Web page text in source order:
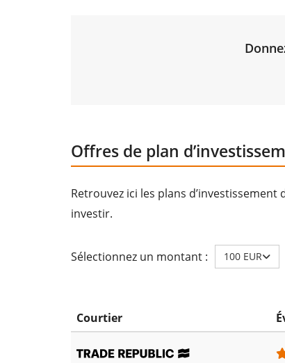
Offres de plan
Retrouvez ici les plans
investir.
Sélectionnez un montant : 100 EUR
Courtier